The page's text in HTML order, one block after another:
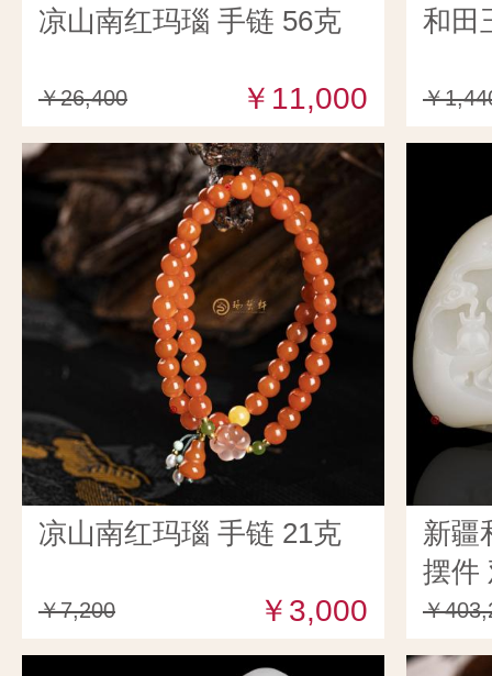
凉山南红玛瑙 手链 56克
￥26,400 ￥11,000
和田
￥
凉山南红玛瑙 手链 21克
￥7,200 ￥3,000
新疆
摆件
￥